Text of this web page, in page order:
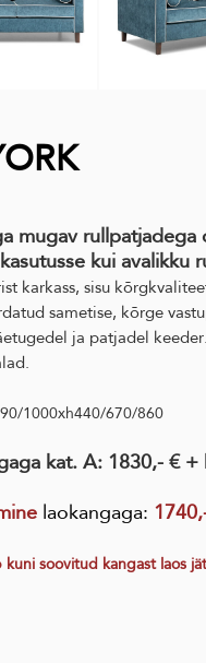
mugav rullpatjadega
kui avalikku
karkass, sisu
sametise, kõrge
ja patjadel keeder.
1000xh440/670/860
kat. A: 1830,- € +
laokangaga:
kuni soovitud kangast laos